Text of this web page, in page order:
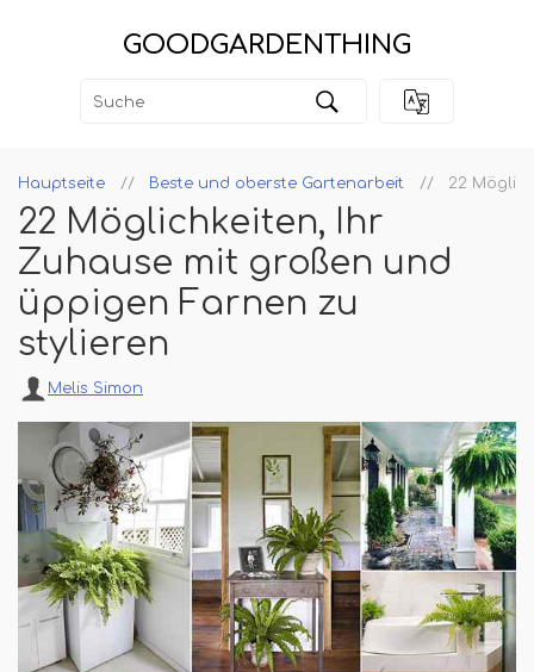
GOODGARDENTHING
Hauptseite Beste und oberste Gartenarbeit 22
22 Möglichkeiten, Ihr
Zuhause mit großen und
üppigen Farnen zu
stylieren
Melis Simon